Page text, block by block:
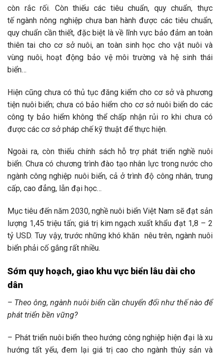
còn rắc rối. Còn thiếu các tiêu chuẩn, quy chuẩn, thực
tế ngành nông nghiệp chưa ban hành được các tiêu chuẩn,
quy chuẩn cần thiết, đặc biệt là về lĩnh vực bảo đảm an toàn
thiên tai cho cơ sở nuôi, an toàn sinh học cho vật nuôi và
vùng nuôi, hoạt động bảo vệ môi trường và hệ sinh thái
biển…
Hiện cũng chưa có thủ tục đăng kiểm cho cơ sở và phương
tiện nuôi biển; chưa có bảo hiểm cho cơ sở nuôi biển do các
công ty bảo hiểm không thể chấp nhận rủi ro khi chưa có
được các cơ sở pháp chế kỹ thuật để thực hiện.
Ngoài ra, còn thiếu chính sách hỗ trợ phát triển nghề nuôi
biển. Chưa có chương trình đào tạo nhân lực trong nước cho
ngành công nghiệp nuôi biển, cả ở trình độ công nhân, trung
cấp, cao đẳng, lẫn đại học…
Mục tiêu đến năm 2030, nghề nuôi biển Việt Nam sẽ đạt sản
lượng 1,45 triệu tấn; giá trị kim ngạch xuất khẩu đạt 1,8 – 2
tỷ USD. Tuy vậy, trước những khó khăn nêu trên, ngành nuôi
biển phải cố gắng rất nhiều.
Sớm quy hoạch, giao khu vực biển lâu dài cho
dân
– Theo ông, ngành nuôi biển cần chuyển đổi như thế nào để
phát triển bền vững?
– Phát triển nuôi biển theo hướng công nghiệp hiện đại là xu
hướng tất yếu, đem lại giá trị cao cho ngành thủy sản và